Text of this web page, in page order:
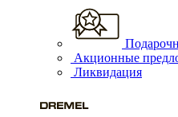
Акционные
Ликвидация